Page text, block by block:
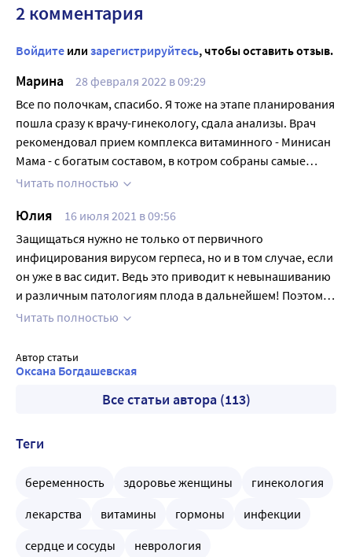
2 комментария
Войдите или зарегистрируйтесь, чтобы оставить отзыв.
Марина
28 февраля 2022 в 09:29
Все по полочкам, спасибо. Я тоже на этапе планирования
пошла сразу к врачу-гинекологу, сдала анализы. Врач
рекомендовал прием комплекса витаминного - Минисан
Мама - с богатым составом, в котром собраны самые
необходимые витамины и микроэлементы для моего
комплекс я продолжаю принимать в беременность
теперь, все отлично, тьфу-тьфу.
Читать полностью
Юлия
16 июля 2021 в 09:56
Защищаться нужно не только от первичного
инфицирования вирусом герпеса, но и в том случае, если
он уже в вас сидит. Ведь это приводит к невынашиванию
и различным патологиям плода в дальнейшем! Поэтому
и следует приходить заранее, как минимум за полгода, и
Читать полностью
Автор статьи
Оксана Богдашевская
Все статьи автора (113)
Теги
беременность здоровье женщины
гинекология
лекарства
витамины гормоны
инфекции
сердце и сосуды
неврология